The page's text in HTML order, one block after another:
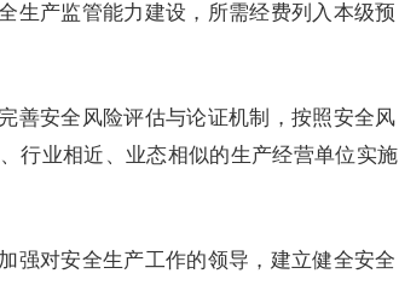
生产监管能力建设，所需经费列入本级预
善安全风险评估与论证机制，按照安全风
行业相近、业态相似的生产经营单位实施
对安全生产工作的领导，建立健全安全